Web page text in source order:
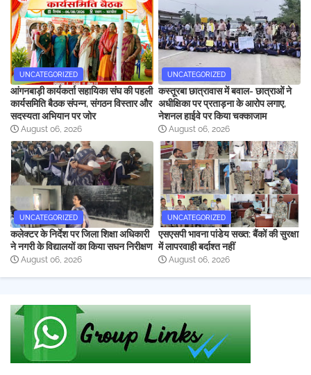
UNCATEGORIZED
आंगनबाड़ी कार्यकर्ता सहायिका संघ की पहली
कार्यसमिति बैठक संपन्न, संगठन विस्तार और
सदस्यता अभियान पर जोर
August 06, 2026
UNCATEGORIZED
कस्तूरबा छात्रावास में बवाल- छात्राओं ने
अधीक्षिका पर प्रताड़ना के आरोप लगाए,
नेशनल हाईवे पर किया चक्काजाम
August 06, 2026
UNCATEGORIZED
कलेक्टर के निर्देश पर जिला शिक्षा अधिकारी
ने नगरी के विद्यालयों का किया सघन निरीक्षण
August 06, 2026
UNCATEGORIZED
एसएसपी भावना पांडेय सख्त: बैंकों की सुरक्षा
में लापरवाही बर्दाश्त नहीं
August 06, 2026